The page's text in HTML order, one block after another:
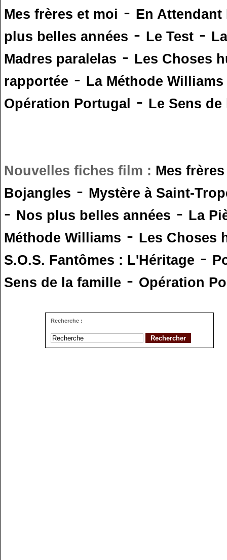
Mes frères et moi - En
plus belles années - Le Test -
Madres paralelas - Les Choses
rapportée - La Méthode Williams
Opération Portugal - Le Sens
Nouvelles fiches film : Mes
Bojangles - Mystère à Saint-
- Nos plus belles années - La
Méthode Williams - Les Choses
S.O.S. Fantômes : L'Héritage -
Sens de la famille - Opération
Recherche :